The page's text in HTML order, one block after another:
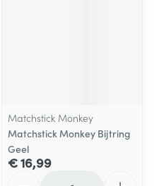
Matchstick Monkey
Matchstick Monkey Bijtring
Geel
€ 16,99